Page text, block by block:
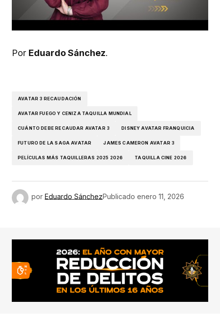
Por Eduardo Sánchez.
AVATAR 3 RECAUDACIÓN
AVATAR FUEGO Y CENIZA TAQUILLA MUNDIAL
CUÁNTO DEBE RECAUDAR AVATAR 3 DISNEY AVATAR FRANQUICIA
FUTURO DE LA SAGA AVATAR JAMES CAMERON AVATAR 3
PELÍCULAS MÁS TAQUILLERAS 2025 2026 TAQUILLA CINE 2026
por Eduardo SánchezPublicado enero 11, 2026